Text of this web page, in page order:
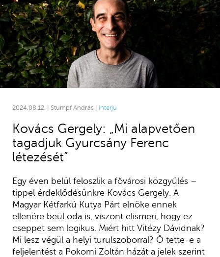
2024.08.12. | Stumpf András | Interjú
Kovács Gergely: „Mi alapvetően
tagadjuk Gyurcsány Ferenc
létezését”
Egy éven belül feloszlik a fővárosi közgyűlés –
tippel érdeklődésünkre Kovács Gergely. A
Magyar Kétfarkú Kutya Párt elnöke ennek
ellenére beül oda is, viszont elismeri, hogy ez
cseppet sem logikus. Miért hitt Vitézy Dávidnak?
Mi lesz végül a helyi turulszoborral? Ő tette-e a
feljelentést a Pokorni Zoltán házát a jelek szerint